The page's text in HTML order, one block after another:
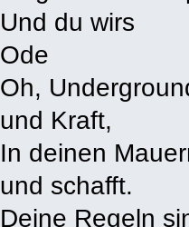
Und du wirs
Ode
Oh,
und Kraft,
In deinen
und schafft.
Deine Regeln